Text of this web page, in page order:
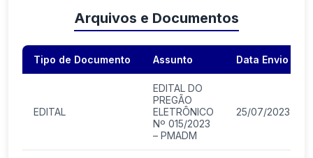
Arquivos e Documentos
Tipo de Documento Assunto Data Envio
EDITAL
EDITAL DO
PREGÃO
ELETRÔNICO
Nº 015/2023
– PMADM
25/07/2023